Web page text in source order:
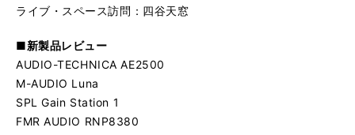
ライブ・スペース訪問：四谷天窓
■新製品レビュー
AUDIO-TECHNICA AE2500
M-AUDIO Luna
SPL Gain Station 1
FMR AUDIO RNP8380